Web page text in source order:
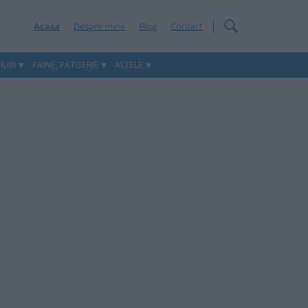
Acasa Despre mine Blog Contact
PAINE, PATISERIE ALTELE